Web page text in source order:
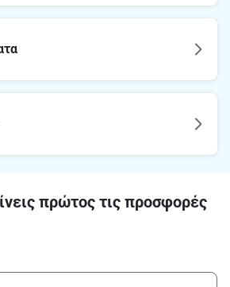
πρώτος τις προσφορές